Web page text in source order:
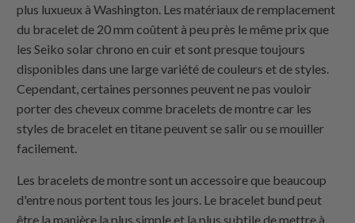
plus luxueux à Washington. Les matériaux de remplacement
du bracelet de 20 mm coûtent à peu près le même prix que
les Seiko solar chrono en cuir et sont presque toujours
disponibles dans une large variété de couleurs et de styles.
Cependant, certaines personnes peuvent ne pas vouloir
porter des cheveux comme bracelets de montre car les
styles de bracelet en titane peuvent se salir ou se mouiller
facilement.
Les bracelets de montre sont un accessoire que beaucoup
d'entre nous portent tous les jours. Le bracelet bund peut
être la manière la plus simple et la plus subtile de mettre à